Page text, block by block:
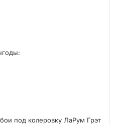
под колеровку ЛаРум Грэт